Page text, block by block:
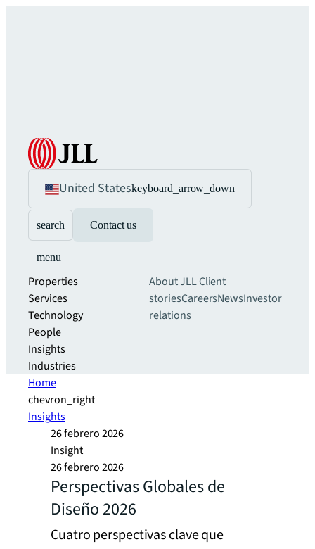
United Stateskeyboard_arrow_down
search Contact us
menu
Properties
Services
Technology
People
Insights
Industries
About JLLClient
storiesCareersNewsInvestor
relations
Home
chevron_right
Insights
26 febrero 2026
Insight
26 febrero 2026
Perspectivas Globales de
Diseño 2026
Cuatro perspectivas clave que